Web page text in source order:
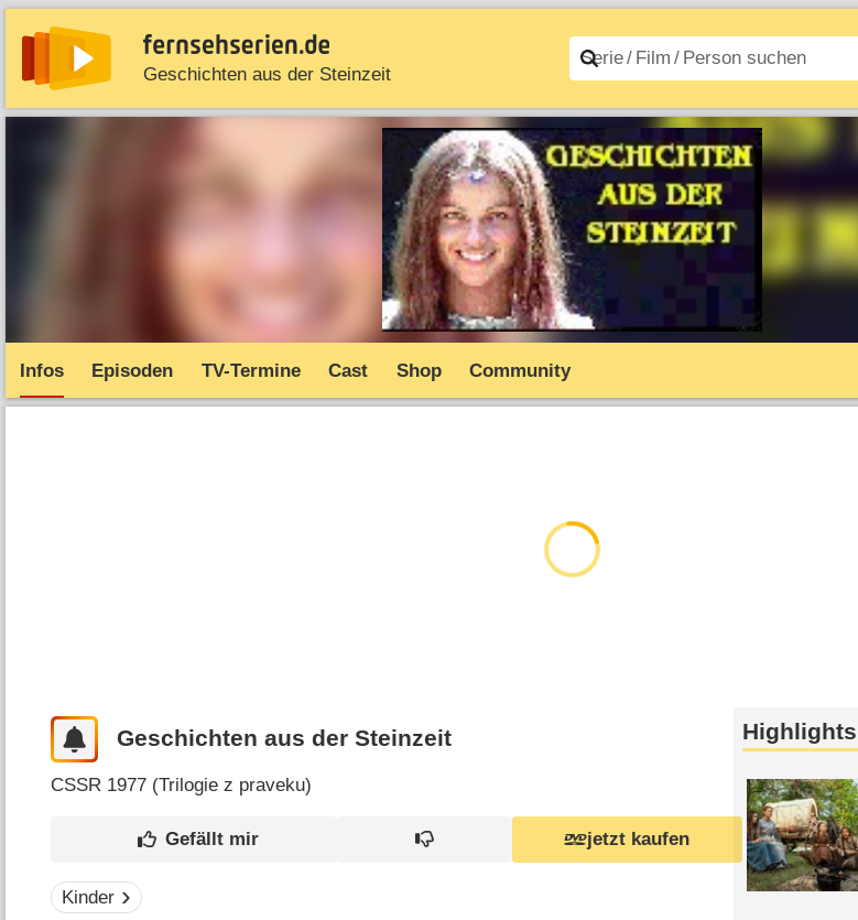
Geschichten aus der Steinzeit
News Entdecken Streaming TV-Starts Filme A–Z
Infos Episoden TV-Termine Cast Shop Community
Geschichten aus der Steinzeit
CSSR 1977 (Trilogie z praveku)
jetzt kaufen
Kinder
Highlights